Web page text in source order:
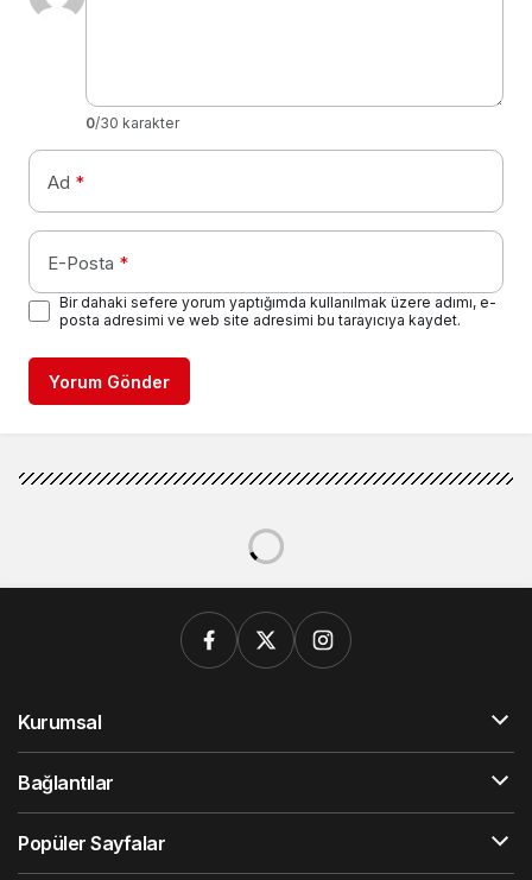
0/30 karakter
Ad *
E-Posta *
Bir dahaki sefere yorum yaptığımda kullanılmak üzere adımı, e-
posta adresimi ve web site adresimi bu tarayıcıya kaydet.
Yorum Gönder
Kurumsal
Bağlantılar
Popüler Sayfalar